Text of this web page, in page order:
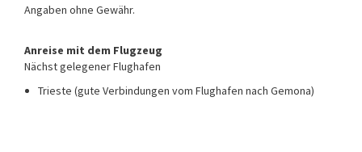
Angaben ohne Gewähr.
Anreise mit dem Flugzeug
Nächst gelegener Flughafen
Trieste (gute Verbindungen vom Flughafen nach Gemona)